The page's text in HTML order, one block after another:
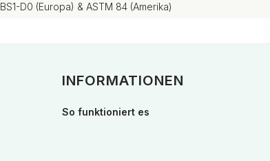
BS1-D0 (Europa) & ASTM 84 (Amerika)
INFORMATIONEN
So funktioniert es